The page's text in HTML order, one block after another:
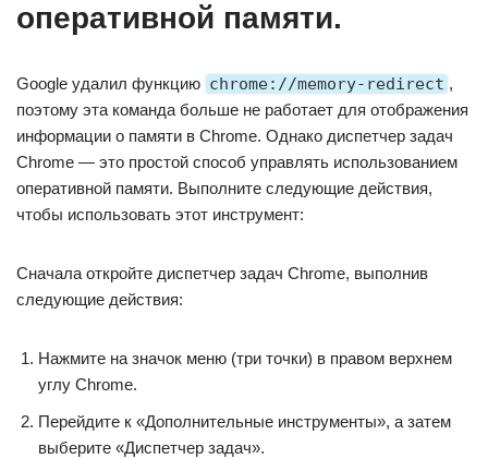
оперативной памяти.
Google удалил функцию chrome://memory-redirect ,
поэтому эта команда больше не работает для отображения
информации о памяти в Chrome. Однако диспетчер задач
Chrome — это простой способ управлять использованием
оперативной памяти. Выполните следующие действия,
чтобы использовать этот инструмент:
Сначала откройте диспетчер задач Chrome, выполнив
следующие действия:
Нажмите на значок меню (три точки) в правом верхнем
углу Chrome.
Перейдите к «Дополнительные инструменты», а затем
выберите «Диспетчер задач».